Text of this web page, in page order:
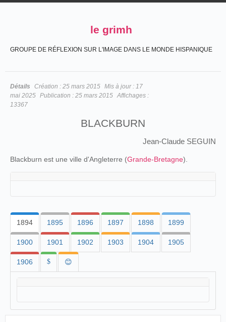
le grimh
GROUPE DE RÉFLEXION SUR L'IMAGE DANS LE MONDE HISPANIQUE
Détails Création : 25 mars 2015 Mis à jour : 17
mai 2025 Publication : 25 mars 2015 Affichages :
13367
BLACKBURN
Jean-Claude SEGUIN
Blackburn est une ville d'Angleterre (Grande-Bretagne).
1894 1895 1896 1897 1898 1899
1900 1901 1902 1903 1904 1905
1906 $ 😊